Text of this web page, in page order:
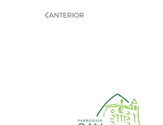
ANTERIOR